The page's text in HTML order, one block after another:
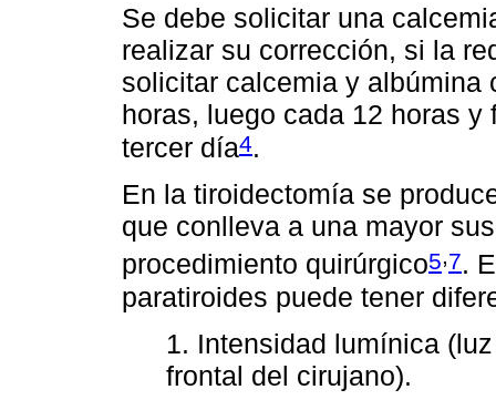
Se debe solicitar una
realizar su corrección, si la
solicitar calcemia y albúmina
horas, luego cada 12 horas
tercer día4.
En la tiroidectomía se
que conlleva a una mayor
procedimiento quirúrgico5,7.
paratiroides puede tener
1. Intensidad lumínica
frontal del cirujano).